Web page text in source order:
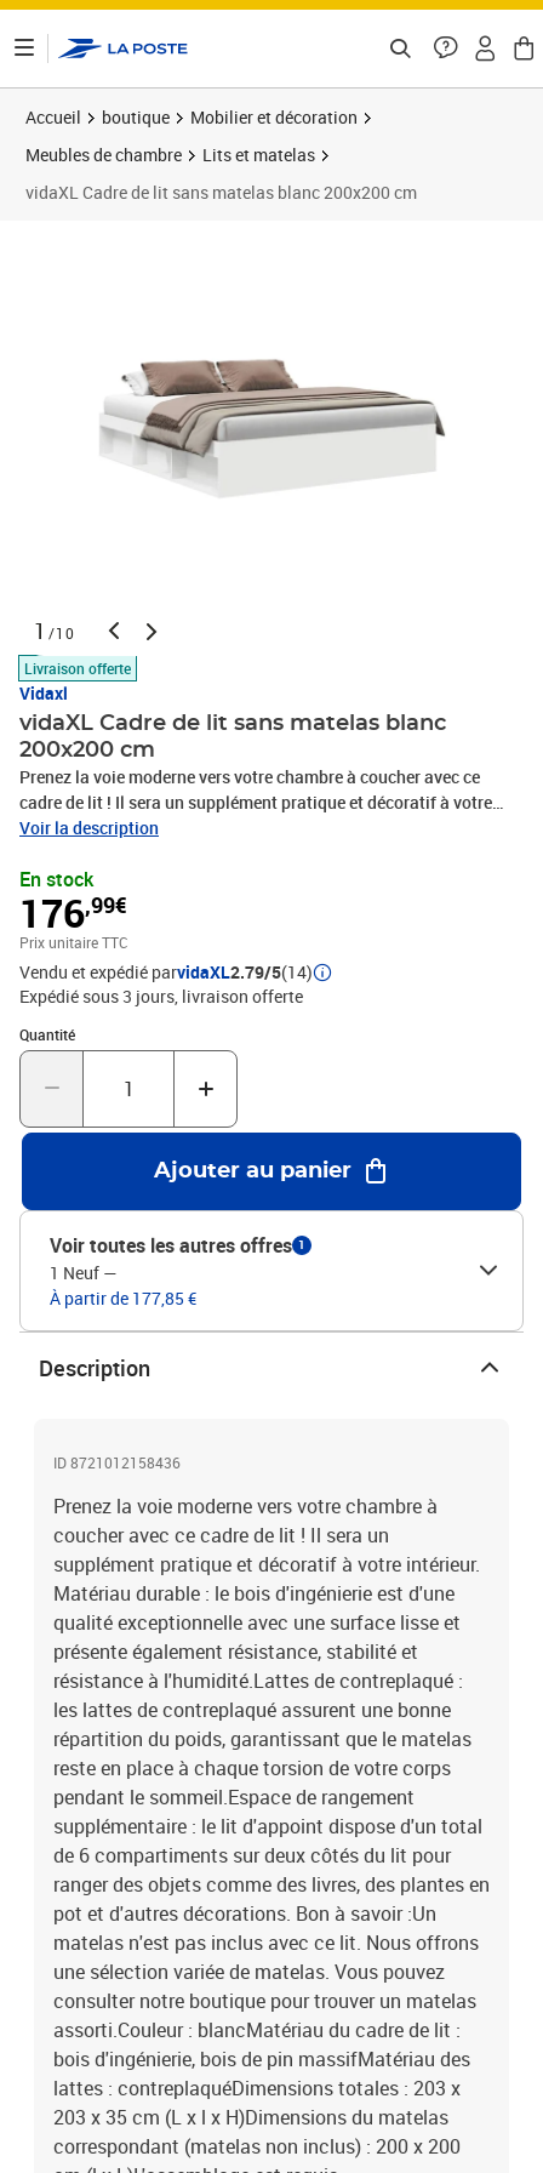
Accueil boutique
Mobilier et décoration
Meubles de chambre
Lits et matelas
vidaXL Cadre de lit sans matelas blanc 200x200 cm
1 /10
Livraison offerte
Vidaxl
vidaXL Cadre de lit sans matelas blanc
200x200 cm
Prenez la voie moderne vers votre chambre à coucher avec ce
cadre de lit ! Il sera un supplément pratique et décoratif à votre
intérieur. Matériau durable : le bois d'ingénierie est d'une qualité
résistance, stabilité et résistance à l'humidité.Lattes de
contreplaqué : les lattes de contreplaqué assurent une bonne
répartition du poids, garantissant que le matelas reste en place à
chaque torsion de votre corps pendant le sommeil.Espace de
rangement supplémentaire : le lit d'appoint dispose d'un total de 6
compartiments sur deux côtés du lit pour ranger des objets comme
des livres, des plantes en pot et d'autres décorations. Bon à savoir
:Un matelas n'est pas inclus avec ce lit. Nous offrons une sélection
variée de matelas. Vous pouvez consulter notre boutique pour
: bois d'ingénierie, bois de pin massifMatériau des lattes :
contreplaquéDimensions totales : 203 x 203 x 35 cm (L x l x
H)Dimensions du matelas correspondant (matelas non inclus) :
200 x 200 cm (l x L)L'assemblage est requis
Voir la description
En stock
176,99€
Prix unitaire TTC
Vendu et expédié parvidaXL2.79/5(14)
Expédié sous 3 jours livraison offerte
Quantité
Quantité : 1
Ajouter au panier
Voir toutes les autres offres 1
1 Neuf —
À partir de 177,85 €
Description
ID 8721012158436
Prenez la voie moderne vers votre chambre à
coucher avec ce cadre de lit ! Il sera un
supplément pratique et décoratif à votre intérieur.
Matériau durable : le bois d'ingénierie est d'une
qualité exceptionnelle avec une surface lisse et
présente également résistance, stabilité et
résistance à l'humidité.Lattes de contreplaqué :
les lattes de contreplaqué assurent une bonne
répartition du poids, garantissant que le matelas
reste en place à chaque torsion de votre corps
pendant le sommeil.Espace de rangement
supplémentaire : le lit d'appoint dispose d'un total
de 6 compartiments sur deux côtés du lit pour
ranger des objets comme des livres, des plantes en
pot et d'autres décorations. Bon à savoir :Un
matelas n'est pas inclus avec ce lit. Nous offrons
une sélection variée de matelas. Vous pouvez
consulter notre boutique pour trouver un matelas
assorti.Couleur : blancMatériau du cadre de lit :
bois d'ingénierie, bois de pin massifMatériau des
lattes : contreplaquéDimensions totales : 203 x
203 x 35 cm (L x l x H)Dimensions du matelas
correspondant (matelas non inclus) : 200 x 200